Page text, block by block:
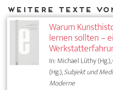
Warum
lernen sollten –
In: Michael Lüthy
(Hg.),Subjekt und
Moderne